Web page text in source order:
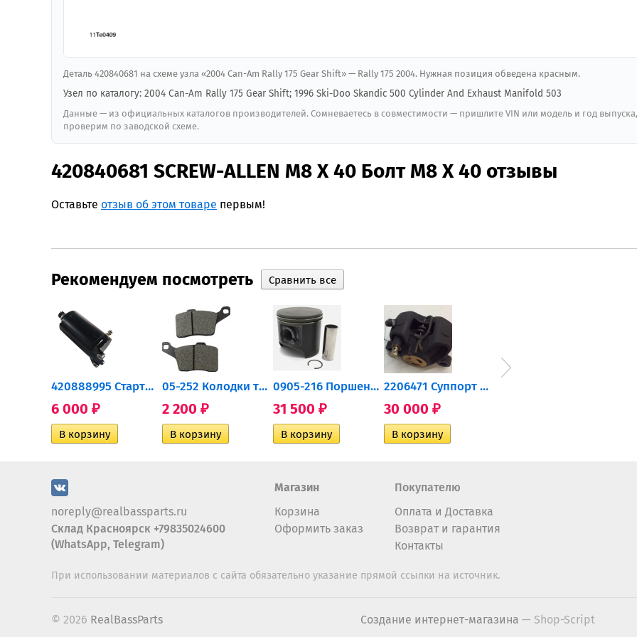
Деталь 420840681 на схеме узла «2004 Can-Am Rally 175 Gear Shift» — Rally 175 2004. Нужная позиция обведена красным.
Узел по каталогу: 2004 Can-Am Rally 175 Gear Shift; 1996 Ski-Doo Skandic 500 Cylinder And Exhaust Manifold 503
Данные — из официальных каталогов производителей. Сомневаетесь в совместимости — пришлите VIN или модель и год выпуска,
проверим по заводской схеме.
420840681 SCREW-ALLEN M8 X 40 Болт M8 X 40 отзывы
Оставьте отзыв об этом товаре первым!
Рекомендуем посмотреть
420888995 Стартер для...
6 000 ₽
05-252 Колодки тормозные...
2 200 ₽
0905-216 Поршень Arctic Cat...
31 500 ₽
2206471 Суппорт тормозной...
30 000 ₽
noreply@realbassparts.ru
Склад Красноярск +79835024600
(WhatsApp, Telegram)
Магазин
Корзина
Оформить заказ
Покупателю
Оплата и Доставка
Возврат и гарантия
Контакты
При использовании материалов с сайта обязательно указание прямой ссылки на источник.
© 2026 RealBassParts Создание интернет-магазина — Shop-Script